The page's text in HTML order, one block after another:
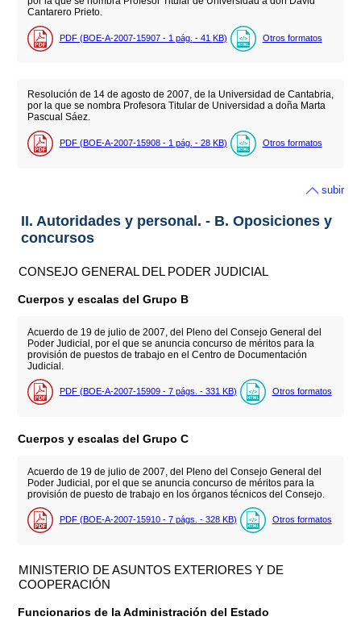
Cantarero Prieto.
PDF (BOE-A-2007-15907 - 1 pág. - 41 KB) Otros formatos
Resolución de 14 de agosto de 2007, de la Universidad de Cantabria,
por la que se nombra Profesora Titular de Universidad a doña Marta
Pascual Sáez.
PDF (BOE-A-2007-15908 - 1 pág. - 28 KB) Otros formatos
subir
II. Autoridades y personal. - B. Oposiciones y
concursos
CONSEJO GENERAL DEL PODER JUDICIAL
Cuerpos y escalas del Grupo B
Acuerdo de 19 de julio de 2007, del Pleno del Consejo General del
Poder Judicial, por el que se anuncia concurso de méritos para la
provisión de puestos de trabajo en el Centro de Documentación
Judicial.
PDF (BOE-A-2007-15909 - 7 págs. - 331 KB) Otros formatos
Cuerpos y escalas del Grupo C
Acuerdo de 19 de julio de 2007, del Pleno del Consejo General del
Poder Judicial, por el que se anuncia concurso de méritos para la
provisión de puesto de trabajo en los órganos técnicos del Consejo.
PDF (BOE-A-2007-15910 - 7 págs. - 328 KB) Otros formatos
MINISTERIO DE ASUNTOS EXTERIORES Y DE
COOPERACIÓN
Funcionarios de la Administración del Estado